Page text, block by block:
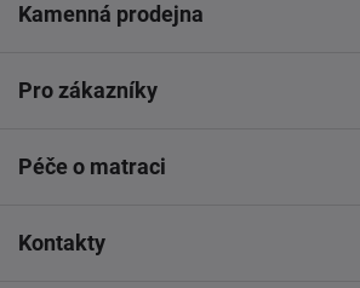
Kamenná prodejna
Pro zákazníky
Péče o matraci
Kontakty